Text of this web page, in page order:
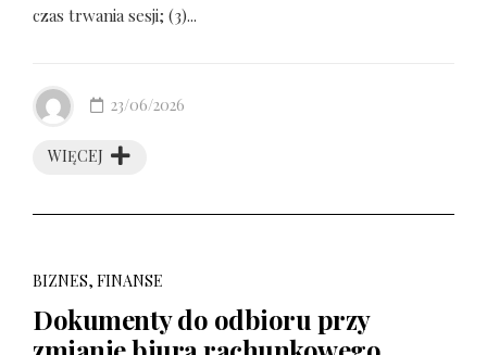
czas trwania sesji; (3)...
WIĘCEJ
23/06/2026
BIZNES, FINANSE
Dokumenty do odbioru przy